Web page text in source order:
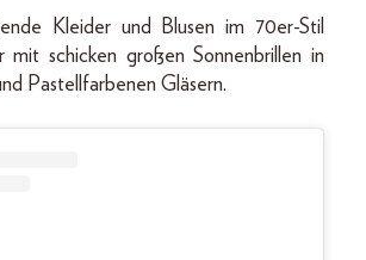
Kleider und Blusen im 70er-Stil
mit schicken großen Sonnenbrillen in
Pastellfarbenen Gläsern.